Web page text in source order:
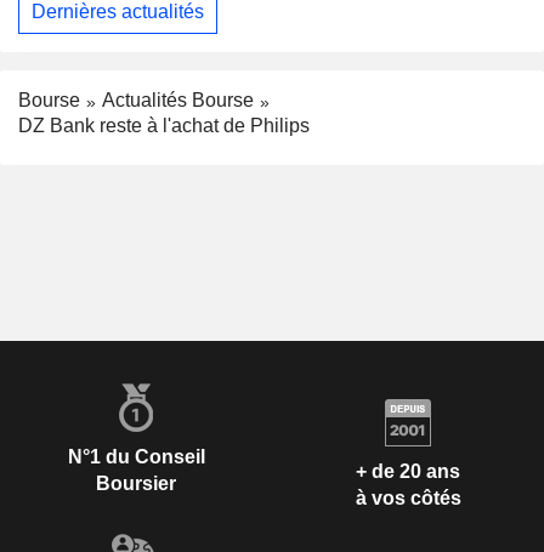
Dernières actualités
Bourse
Actualités Bourse
DZ Bank reste à l'achat de Philips
N°1 du Conseil
Boursier
+ de 20 ans
à vos côtés